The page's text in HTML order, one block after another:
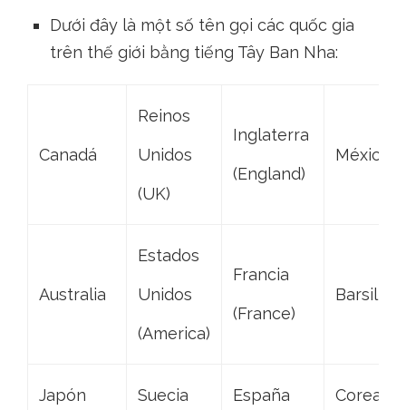
Dưới đây là một số tên gọi các quốc gia
trên thế giới bằng tiếng Tây Ban Nha:
Canadá
Reinos
Unidos
(UK)
Inglaterra
(England)
México
Australia
Estados
Unidos
(America)
Francia
(France)
Barsil
Japón Suecia España Corea